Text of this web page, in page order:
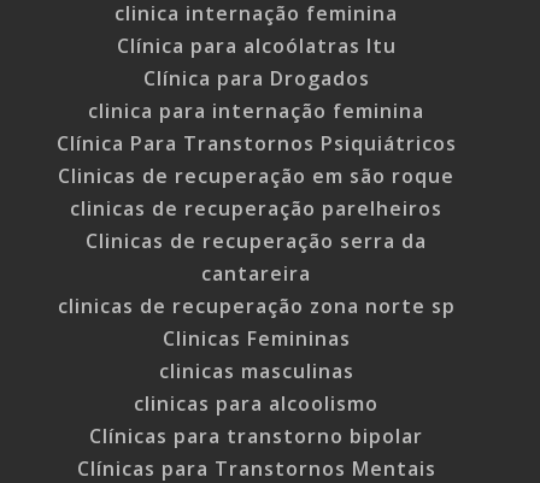
clinica internação feminina
Clínica para alcoólatras Itu
Clínica para Drogados
clinica para internação feminina
Clínica Para Transtornos Psiquiátricos
Clinicas de recuperação em são roque
clinicas de recuperação parelheiros
Clinicas de recuperação serra da
cantareira
clinicas de recuperação zona norte sp
Clinicas Femininas
clinicas masculinas
clinicas para alcoolismo
Clínicas para transtorno bipolar
Clínicas para Transtornos Mentais